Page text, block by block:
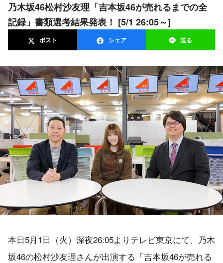
乃木坂46松村沙友理「吉本坂46が売れるまでの全
記録」書類選考結果発表！ [5/1 26:05～]
ポスト シェア 送る
本日5月1日（火）深夜26:05よりテレビ東京にて、乃木
坂46の松村沙友理さんが出演する「吉本坂46が売れる